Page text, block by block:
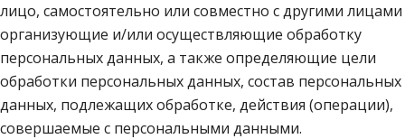
лицо, самостоятельно или совместно с другими лицами
организующие и/или осуществляющие обработку
персональных данных, а также определяющие цели
обработки персональных данных, состав персональных
данных, подлежащих обработке, действия (операции),
совершаемые с персональными данными.